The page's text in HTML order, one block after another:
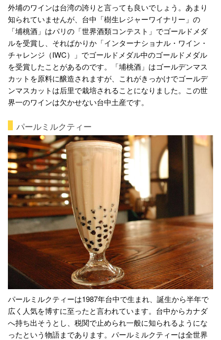
外埔のワインは台湾の誇りと言っても良いでしょう。あまり
知られていませんが、台中「樹生レジャーワイナリー」の
「埔桃酒」はパリの「世界酒類コンテスト」でゴールドメダ
ルを受賞し、そればかりか「インターナショナル・ワイン・
チャレンジ（IWC）」でゴールドメダル中のゴールドメダル
を受賞したことがあるのです。「埔桃酒」はゴールデンマス
カットを原料に醸造されますが、これがきっかけでゴールデ
ンマスカットは后里で栽培されることになりました。この世
界一のワインは欠かせない台中土産です。
パールミルクティー
パールミルクティーは1987年台中で生まれ、誕生から半年で
広く人気を博すに至ったと言われています。台中からカナダ
へ持ち出そうとし、税関で止められ一般に知られるようにな
ったという物語まであります。パールミルクティーは全世界